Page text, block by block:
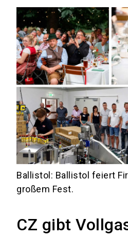
Ballistol: Ballistol feiert
großem Fest.
CZ gibt